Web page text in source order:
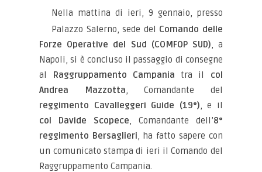
Nella mattina di ieri, 9 gennaio, presso
Palazzo Salerno, sede del Comando delle
Forze Operative del Sud (COMFOP SUD), a
Napoli, si è concluso il passaggio di consegne
al Raggruppamento Campania tra il col
Andrea Mazzotta, Comandante del
reggimento Cavalleggeri Guide (19°), e il
col Davide Scopece, Comandante dell’8°
reggimento Bersaglieri, ha fatto sapere con
un comunicato stampa di ieri il Comando del
Raggruppamento Campania.